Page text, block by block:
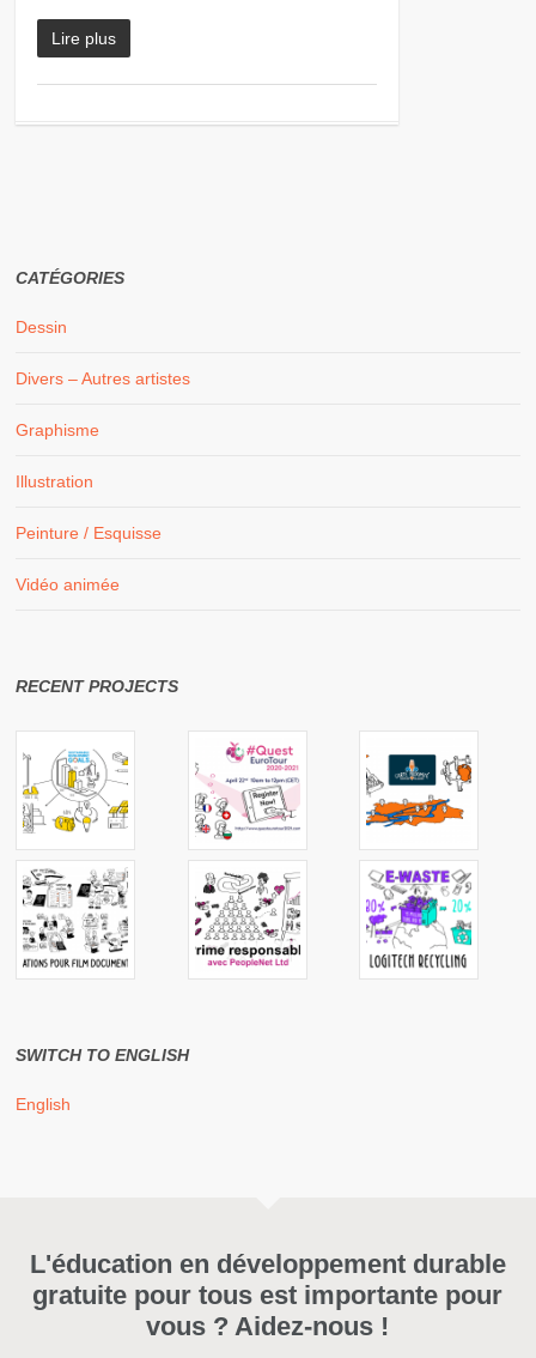
Lire plus
CATÉGORIES
Dessin
Divers – Autres artistes
Graphisme
Illustration
Peinture / Esquisse
Vidéo animée
RECENT PROJECTS
SWITCH TO ENGLISH
English
L'éducation en développement durable
gratuite pour tous est importante pour
vous ? Aidez-nous !